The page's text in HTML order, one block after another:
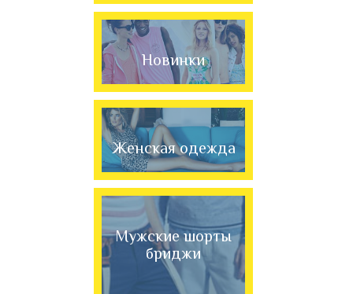
Новинки
Женская одежда
Мужские шорты
бриджи